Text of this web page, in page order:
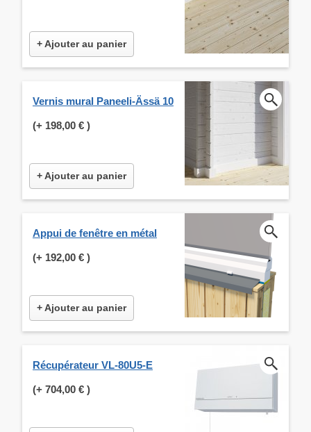
+ Ajouter au panier
Vernis mural Paneeli-Ässä 10
(+ 198,00 € )
+ Ajouter au panier
Appui de fenêtre en métal
(+ 192,00 € )
+ Ajouter au panier
Récupérateur VL-80U5-E
(+ 704,00 € )